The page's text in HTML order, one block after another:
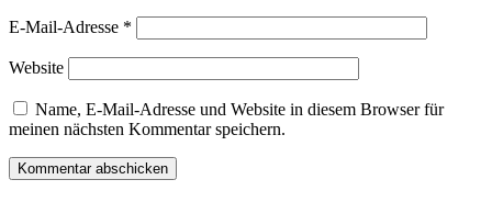
E-Mail-Adresse *
Website
Name, E-Mail-Adresse und Website in diesem Browser für
meinen nächsten Kommentar speichern.